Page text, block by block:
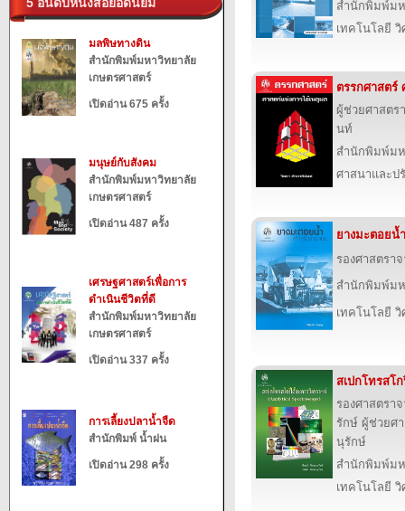
มลพิษทางดิน
สำนักพิมพ์มหาวิทยาลัย
เกษตรศาสตร์
เปิดอ่าน 675 ครั้ง
มนุษย์กับสังคม
สำนักพิมพ์มหาวิทยาลัย
เกษตรศาสตร์
เปิดอ่าน 487 ครั้ง
เศรษฐศาสตร์เพื่อการ
ดำเนินชีวิตที่ดี
สำนักพิมพ์มหาวิทยาลัย
เกษตรศาสตร์
เปิดอ่าน 337 ครั้ง
การเลี้ยงปลาน้ำจืด
สำนักพิมพ์ น้ำฝน
เปิดอ่าน 298 ครั้ง
สำนักพิมพ์มห
เทคโนโลยี
ตรรกศาสตร์
ผู้ช่วยศาสตร
นท์
สำนักพิมพ์มห
ศาสนาและป
ยางมะตอยน้
รองศาสตรา
สำนักพิมพ์มห
เทคโนโลยี
สเปกโทรสโ
รองศาสตรา
รักษ์ ผู้ช่วยศ
นุรักษ์
สำนักพิมพ์มห
เทคโนโลยี